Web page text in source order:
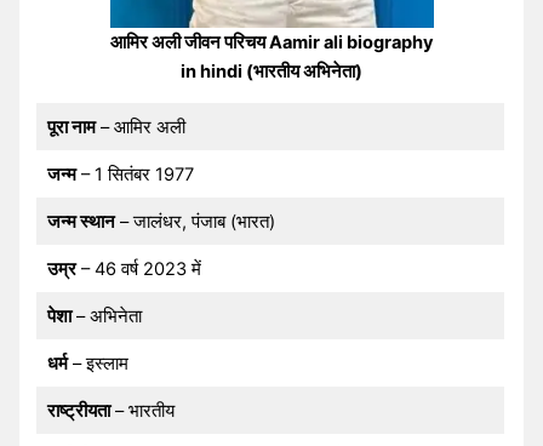
आमिर अली जीवन परिचय Aamir ali biography
in hindi (भारतीय अभिनेता)
पूरा नाम– आमिर अली
जन्म– 1 सितंबर 1977
जन्म स्थान– जालंधर, पंजाब (भारत)
उम्र– 46 वर्ष 2023 में
पेशा– अभिनेता
धर्म– इस्लाम
राष्ट्रीयता– भारतीय